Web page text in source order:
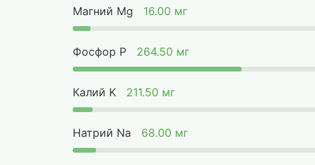
Магний Mg 16.00 мг
Фосфор P 264.50 мг
Калий K 211.50 мг
Натрий Na 68.00 мг